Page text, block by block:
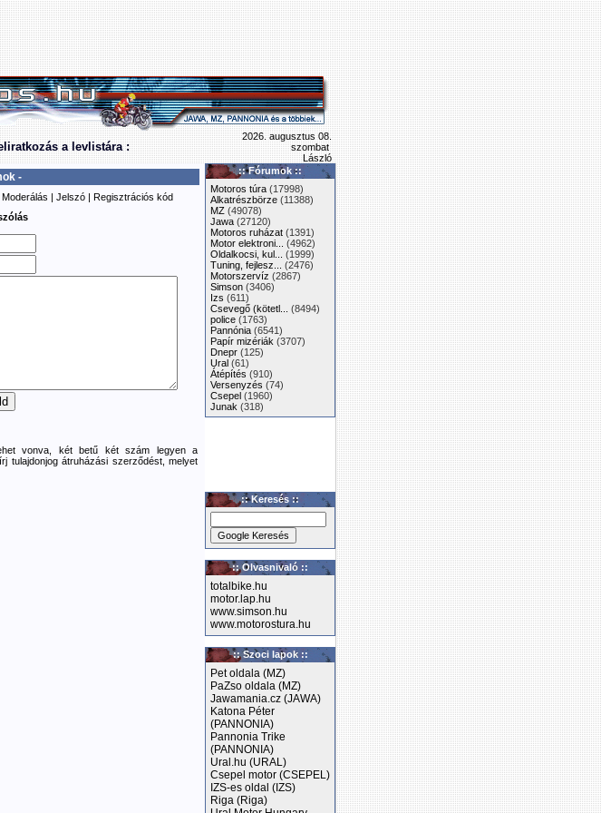
a levlistára :
2026. augusztus 08.
szombat
László
-
Moderálás | Jelszó | Regisztrációs kód
vonva, két betű két szám legyen a
tulajdonjog átruházási szerződést, melyet
:: Fórumok ::
Motoros túra (17998)
Alkatrészbörze (11388)
MZ (49078)
Jawa (27120)
Motoros ruházat (1391)
Motor elektroni...
(4962)
Oldalkocsi, kul...
(1999)
Tuning, fejlesz...
(2476)
Motorszervíz (2867)
Simson (3406)
Izs (611)
Csevegő (kötetl...
(8494)
police (1763)
Pannónia (6541)
Papír mizériák (3707)
Dnepr (125)
Ural (61)
Átépítés (910)
Versenyzés (74)
Csepel (1960)
Junak (318)
:: Keresés ::
:: Olvasnivaló ::
totalbike.hu
motor.lap.hu
www.simson.hu
www.motorostura.hu
:: Szoci lapok ::
Pet oldala (MZ)
PaZso oldala (MZ)
Jawamania.cz (JAWA)
Katona Péter
(PANNONIA)
Pannonia Trike
(PANNONIA)
Ural.hu (URAL)
Csepel motor (CSEPEL)
IZS-es oldal (IZS)
Riga (Riga)